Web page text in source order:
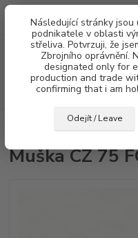
Následující stránky jsou
podnikatele v oblasti
střeliva. Potvrzuji, že
Zbrojního oprávnění.
designated only for
production and trade
confirming that i am
Odejít / Leave
Muška CZ 75
Muška CZ 75